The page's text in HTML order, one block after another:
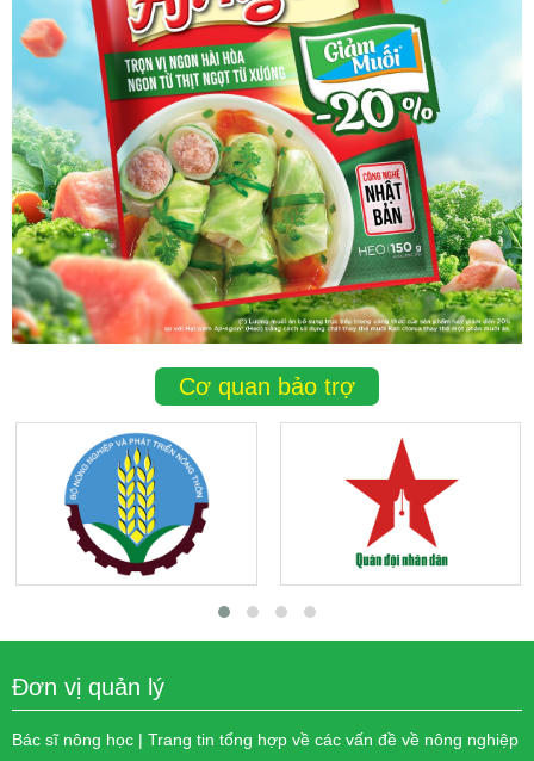
Cơ quan bảo trợ
Đơn vị quản lý
Bác sĩ nông học | Trang tin tổng hợp về các vấn đề về nông nghiệp